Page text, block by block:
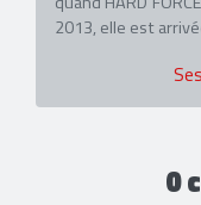
2013, elle est
0